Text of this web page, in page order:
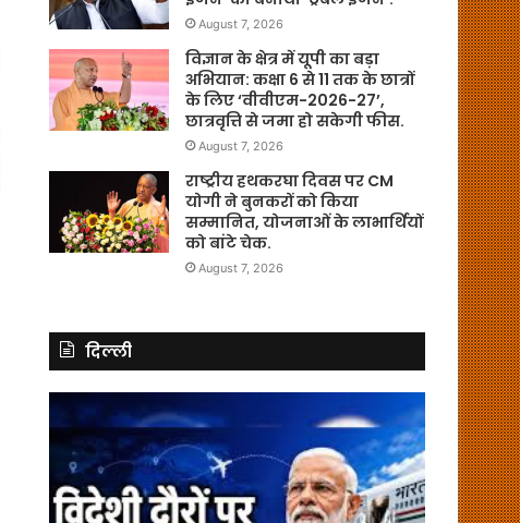
August 7, 2026
विज्ञान के क्षेत्र में यूपी का बड़ा
अभियान: कक्षा 6 से 11 तक के छात्रों
के लिए ‘वीवीएम-2026-27’,
छात्रवृत्ति से जमा हो सकेगी फीस.
August 7, 2026
राष्ट्रीय हथकरघा दिवस पर CM
योगी ने बुनकरों को किया
सम्मानित, योजनाओं के लाभार्थियों
को बांटे चेक.
August 7, 2026
दिल्ली